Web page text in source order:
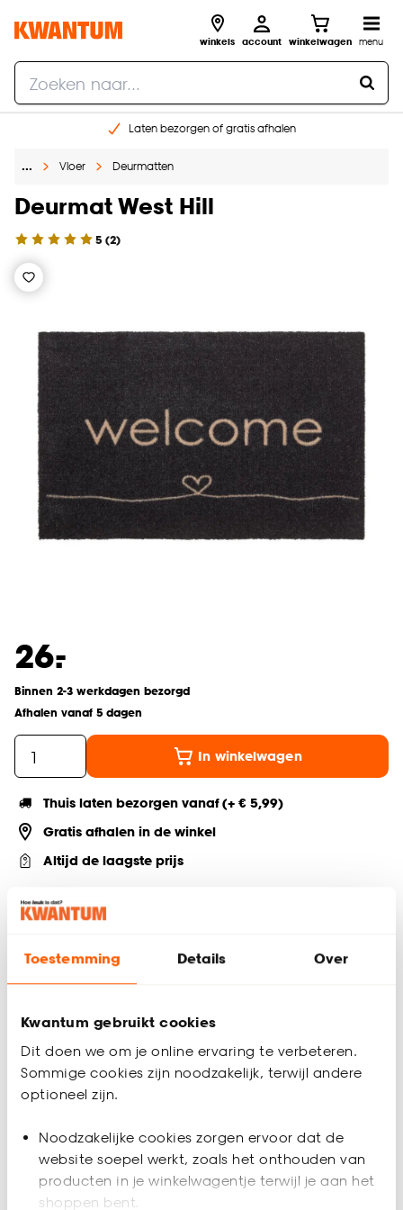
Toestemming Details Over
Kwantum gebruikt cookies
Dit doen we om je online ervaring te verbeteren.
Sommige cookies zijn noodzakelijk, terwijl andere
optioneel zijn.
Noodzakelijke cookies zorgen ervoor dat de
website soepel werkt, zoals het onthouden van
producten in je winkelwagentje terwijl je aan het
shoppen bent.
winkels account winkelwagen menu
Laten bezorgen of gratis afhalen
Gratis raam advies en opmeten aan huis
… Vloer Deurmatten
Deurmat West Hill
5 (2)
26.
-
Binnen 2-3 werkdagen bezorgd
Afhalen vanaf 5 dagen
In winkelwagen
Thuis laten bezorgen vanaf (+ € 5,99)
Gratis afhalen in de winkel
Altijd de laagste prijs
Deel jouw product & volg ons op social
Deurmat antracietkleurig met beige welkomstekst. Vocht- en
Productspecificaties
EAN nummer 8718754874953